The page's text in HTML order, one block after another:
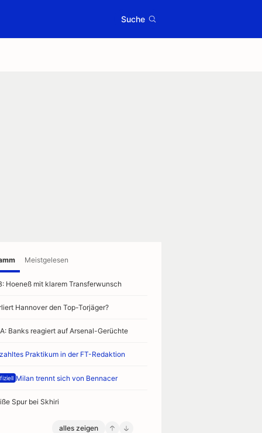
Suche
Meistgelesen
Hoeneß mit klarem Transferwunsch
Hannover den Top-Torjäger?
Banks reagiert auf Arsenal-Gerüchte
Praktikum in der FT-Redaktion
Milan trennt sich von Bennacer
Spur bei Skhiri
alles zeigen